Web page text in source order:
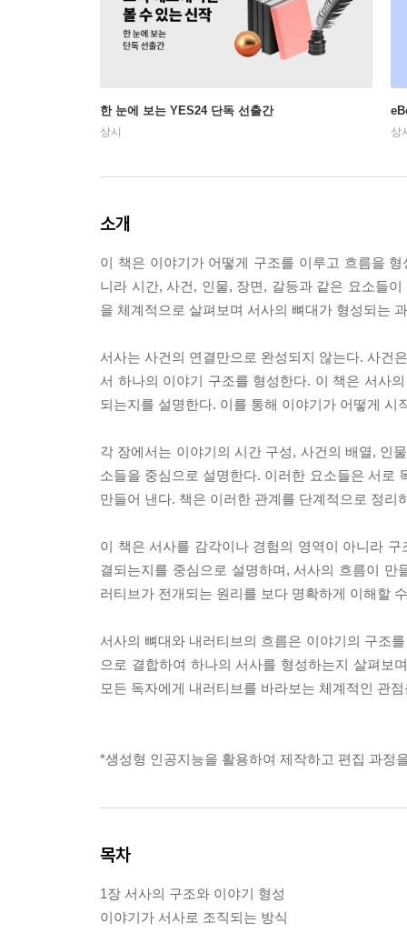
한 눈에 보는 YES24 단독 선출간
상시 상
소개
이 책은 이야기가 어떻게 구조를 이루고 흐름을
니라 시간, 사건, 인물, 장면, 갈등과 같은 요소들
을 체계적으로 살펴보며 서사의 뼈대가 형성되는
서사는 사건의 연결만으로 완성되지 않는다. 사건
서 하나의 이야기 구조를 형성한다. 이 책은 서사
되는지를 설명한다. 이를 통해 이야기가 어떻게
각 장에서는 이야기의 시간 구성, 사건의 배열, 인
소들을 중심으로 설명한다. 이러한 요소들은 서로
만들어 낸다. 책은 이러한 관계를 단계적으로 정
이 책은 서사를 감각이나 경험의 영역이 아니라
결되는지를 중심으로 설명하며, 서사의 흐름이
러티브가 전개되는 원리를 보다 명확하게 이해할
서사의 뼈대와 내러티브의 흐름은 이야기의 구조
으로 결합하여 하나의 서사를 형성하는지 살펴보
모든 독자에게 내러티브를 바라보는 체계적인 관
*생성형 인공지능을 활용하여 제작하고 편집 과정
목차
1장 서사의 구조와 이야기 형성
이야기가 서사로 조직되는 방식